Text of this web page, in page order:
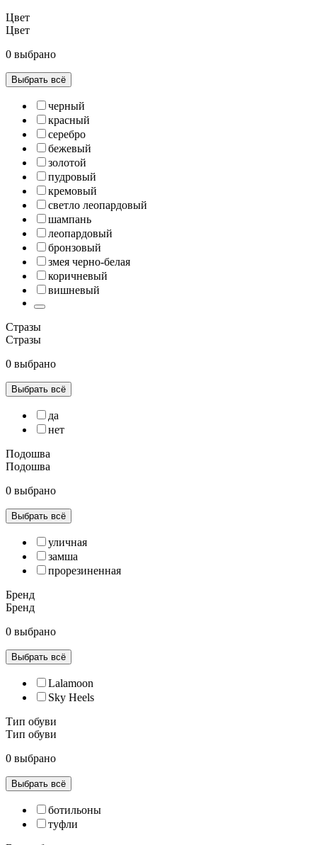
Цвет
Цвет
0 выбрано
Выбрать всё
черный
красный
серебро
бежевый
золотой
пудровый
кремовый
светло леопардовый
шампань
леопардовый
бронзовый
змея черно-белая
коричневый
вишневый
Стразы
Стразы
0 выбрано
Выбрать всё
да
нет
Подошва
Подошва
0 выбрано
Выбрать всё
уличная
замша
прорезиненная
Бренд
Бренд
0 выбрано
Выбрать всё
Lalamoon
Sky Heels
Тип обуви
Тип обуви
0 выбрано
Выбрать всё
ботильоны
туфли